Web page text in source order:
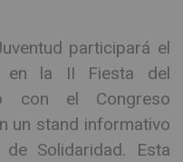
participará el
en la II Fiesta del
con el Congreso
un stand informativo
Solidaridad. Esta